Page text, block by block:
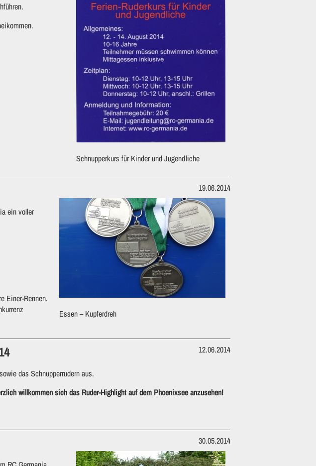
Schnupperkurs für Kinder und Jugendliche
19.06.2014
Essen – Kupferdreh
ein voller
Einer-Rennen.
12.06.2014
das Schnupperrudern aus.
willkommen sich das Ruder-Highlight auf dem Phoenixsee anzusehen!
30.05.2014